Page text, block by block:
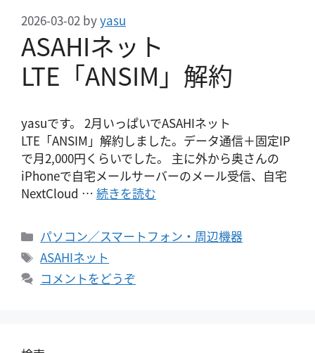
ASAHIネット
LTE「ANSIM」解約
2026-03-02 byyasu
yasuです。 2月いっぱいでASAHIネット
LTE「ANSIM」解約しました。データ通信＋固定IP
で月2,000円くらいでした。 主に外から奥さんの
iPhoneで自宅メールサーバーのメール受信、自宅
NextCloud … 続きを読む
カ
テ
ゴ
リ
パソコン／スマートフォン・周辺機器
タ
グ
ASAHIネット
コメントをどうぞ